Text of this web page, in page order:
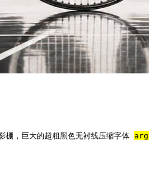
棚，巨大的超粗黑色无衬线压缩字体 arg